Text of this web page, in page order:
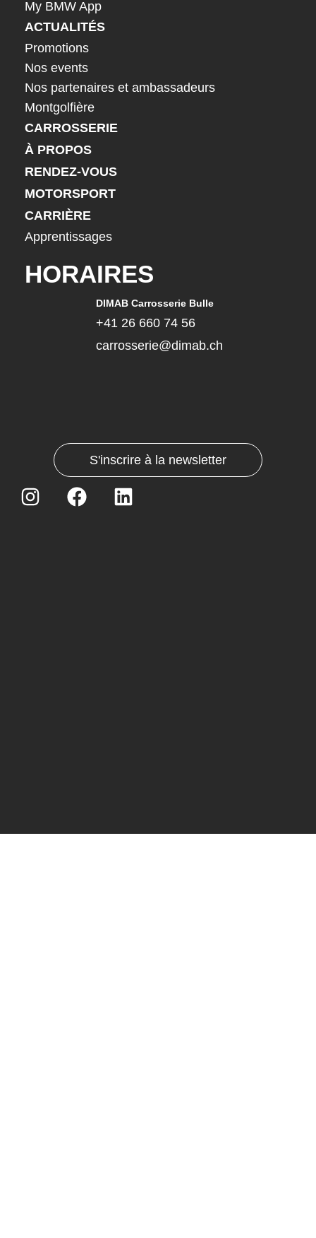
My BMW App
ACTUALITÉS
Promotions
Nos events
Nos partenaires et ambassadeurs
Montgolfière
CARROSSERIE
À PROPOS
RENDEZ-VOUS
MOTORSPORT
CARRIÈRE
Apprentissages
HORAIRES
DIMAB Carrosserie Bulle
+41 26 660 74 56
carrosserie@dimab.ch
S'inscrire à la newsletter